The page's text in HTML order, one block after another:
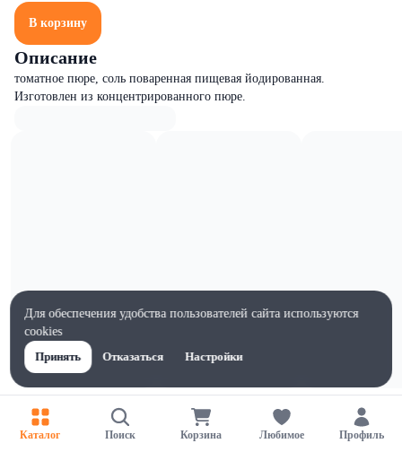
В корзину
Описание
томатное пюре, соль поваренная пищевая йодированная.
Изготовлен из концентрированного пюре.
Характеристики
Жиры на 100г, г
0Каталог Поиск Корзина Любимое Профиль
Для обеспечения удобства пользователей сайта используются
cookies
Принять
Отказаться Настройки